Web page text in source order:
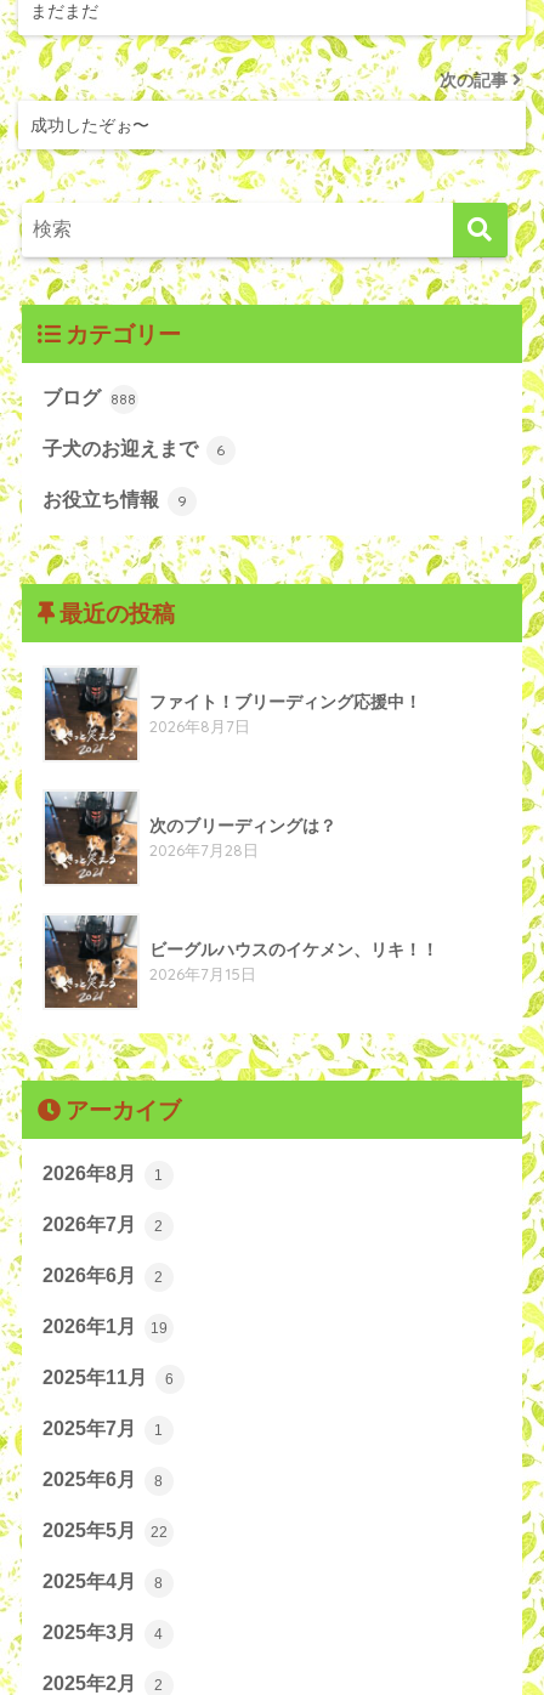
まだまだ
次の記事
成功したぞぉ〜
カテゴリー
ブログ 888
子犬のお迎えまで 6
お役立ち情報 9
最近の投稿
ファイト！ブリーディング応援中！
2026年8月7日
次のブリーディングは？
2026年7月28日
ビーグルハウスのイケメン、リキ！！
2026年7月15日
アーカイブ
2026年8月 1
2026年7月 2
2026年6月 2
2026年1月 19
2025年11月 6
2025年7月 1
2025年6月 8
2025年5月 22
2025年4月 8
2025年3月 4
2025年2月 2